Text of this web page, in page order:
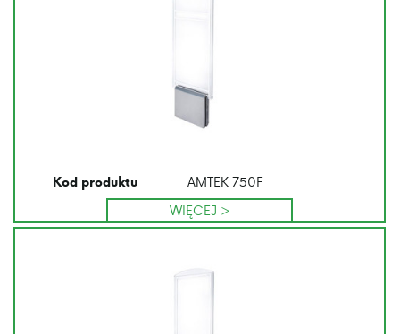
Kod produktu
AMTEK 750F
WIĘCEJ >